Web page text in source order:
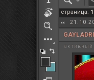
страница: 1
активный